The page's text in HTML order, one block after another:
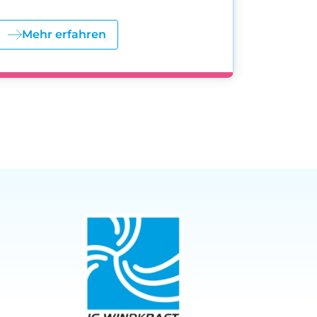
Mehr erfahren